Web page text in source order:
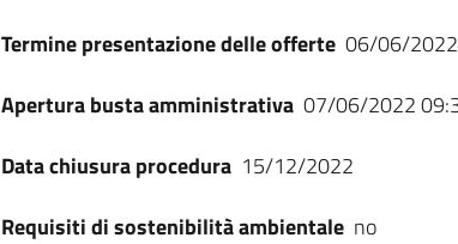
Termine presentazione delle offerte 06/06/
Apertura busta amministrativa 07/06/2022
Data chiusura procedura 15/12/2022
Requisiti di sostenibilità ambientale no